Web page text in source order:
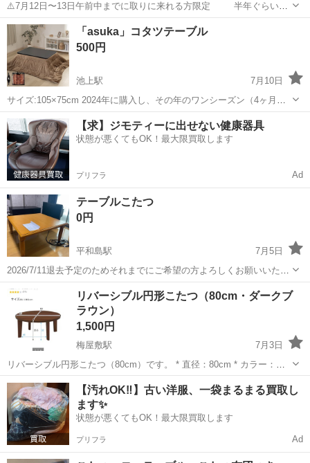
⚠️7月12日〜13日午前中までに取りに来れる方限定 半年ぐらいし
か使用していない正方形のこたつ机です 急遽引っ越しが決まった為
お譲りします 傷、汚れ等なしです
東京 大田区 テーブル
「asuka」コタツテーブル
500円
池上駅
7月10日
サイズ:105×75cm 2024年に購入し、その年のワンシーズン（4ヶ月く
らい）しか使っていません。割とキレイだと思いますが、コタツ布団
に少しだけ毛玉が付いています。（汚れている訳ではありません）値
下げにも応じます。 指定...
東京 大田区 池上駅 コタツ
【求】ジモティーに出せない健康器具
状態が悪くてもOK！最大限買取します
プリフラ Ad
テーブルこたつ
0円
平和島駅
7月5日
2026/7/11退去予定のためそれまでにご希望の方よろしくお願いいたし
ます。 テーブル型のこたつです。 いつ頃購入したか覚えていませんが
中古のためご理解のある方のみお取引させてください。 付属のこたつ
布団もついています。...
東京 平和島駅 テーブル
リバーシブル円形こたつ（80cm・ダークブ
ラウン）
1,500円
梅屋敷駅
7月3日
リバーシブル円形こたつ（80cm）です。 * 直径：80cm * カラー：ダ
ークブラウン／ホワイト（リバーシブル天板） * 電源コード・配線付
き（動作確認済み） 【状態】 * こたつとして問題なく使用できます。
* 脚...
東京 大田区 梅屋敷駅 テーブル
【汚れOK‼️】古い洋服、一袋まるまる買取し
ます✨
状態が悪くてもOK！最大限買取します
プリフラ Ad